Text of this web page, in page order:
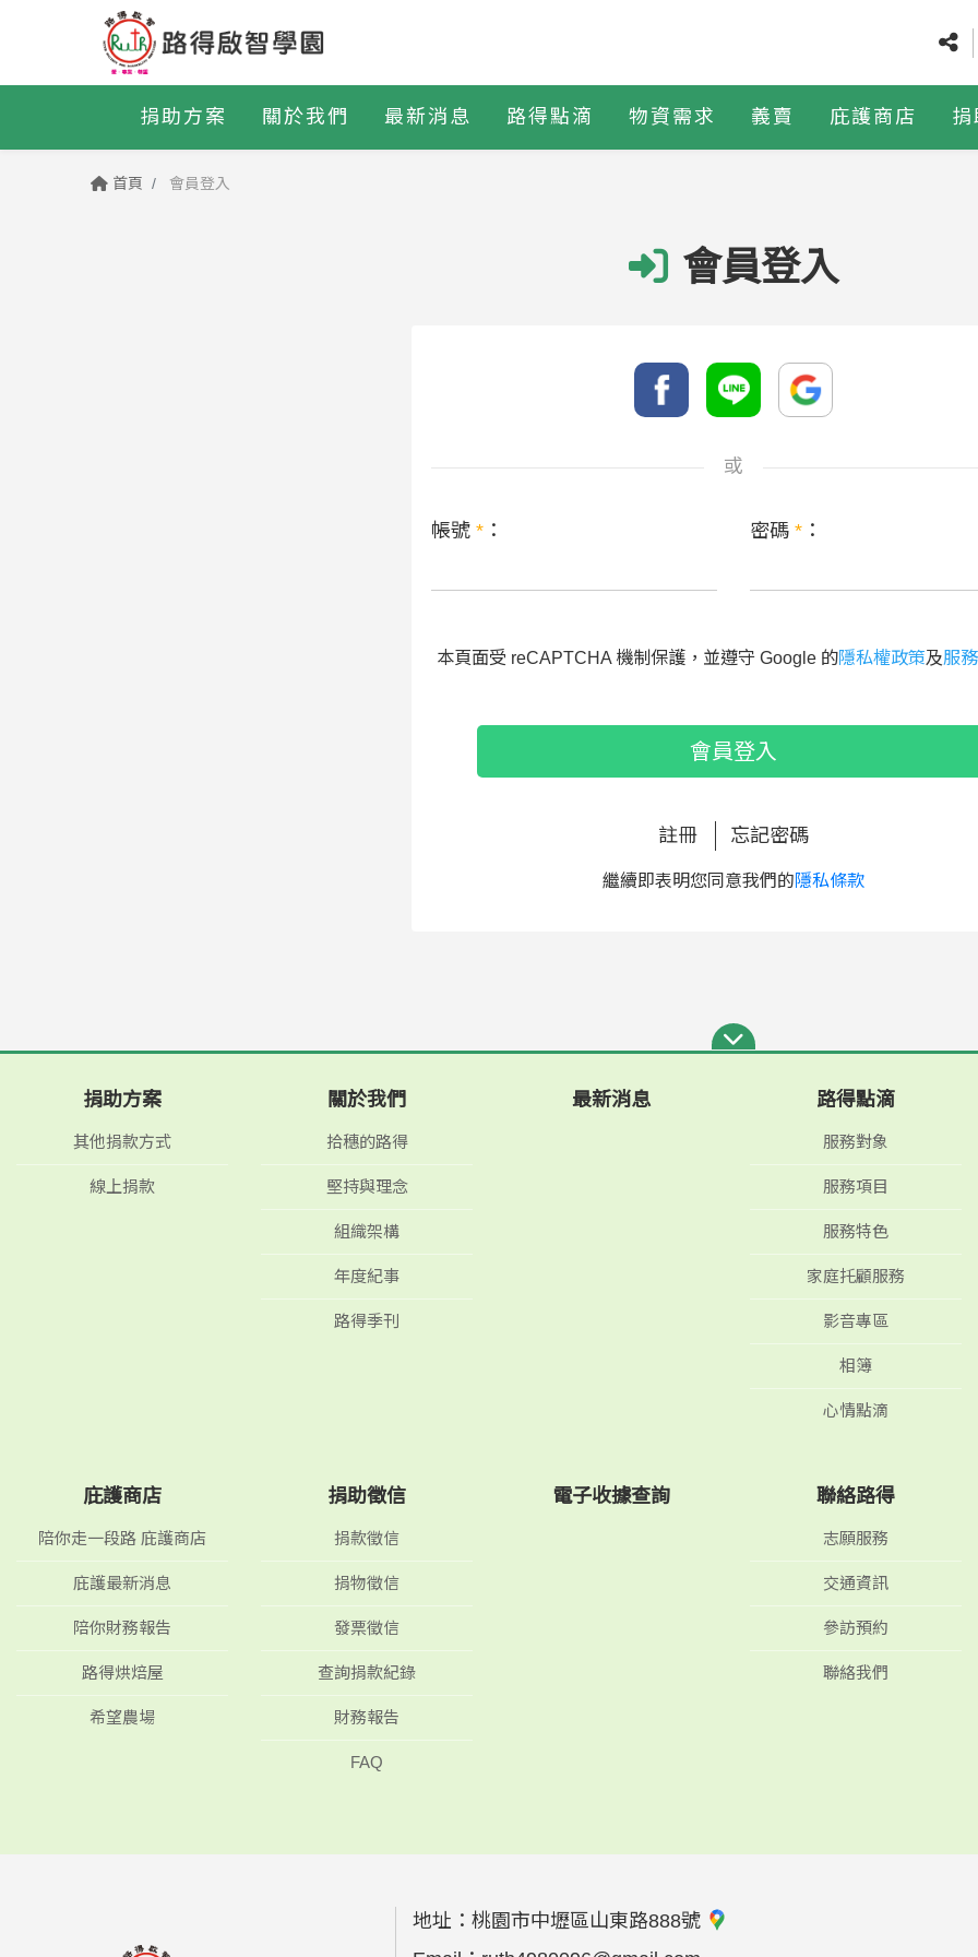
捐助方案 關於我們 最新消息 路得點滴 物資需求 義賣 庇護商店
首頁 會員登入
會員登入
或
帳號 * ： 密碼 * ：
本頁面受 reCAPTCHA 機制保護，並遵守 Google 的隱私權政策及服
會員登入
註冊 忘記密碼
繼續即表明您同意我們的隱私條款
捐助方案
其他捐款方式
線上捐款
關於我們
拾穗的路得
堅持與理念
組織架構
年度紀事
路得季刊
最新消息 路得點滴
服務對象
服務項目
服務特色
家庭托顧服務
影音專區
相簿
心情點滴
庇護商店
陪你走一段路 庇護商店
庇護最新消息
陪你財務報告
路得烘焙屋
希望農場
捐助徵信
捐款徵信
捐物徵信
發票徵信
查詢捐款紀錄
財務報告
FAQ
電子收據查詢 聯絡路得
志願服務
交通資訊
參訪預約
聯絡我們
地址： 桃園市中壢區山東路888號